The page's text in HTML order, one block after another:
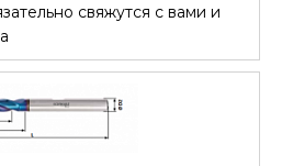
свяжутся с вами и